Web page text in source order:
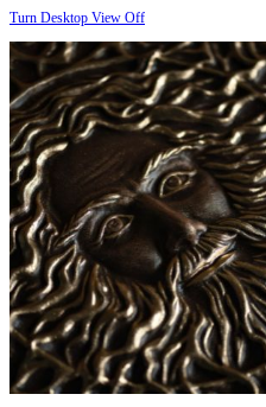
Turn Desktop View Off